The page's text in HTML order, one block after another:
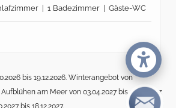
| 1 Badezimmer | Gäste-WC
bis 19.12.2026. Winterangebot von
Aufblühen am Meer von 03.04.2027 bis 17.04.2027.